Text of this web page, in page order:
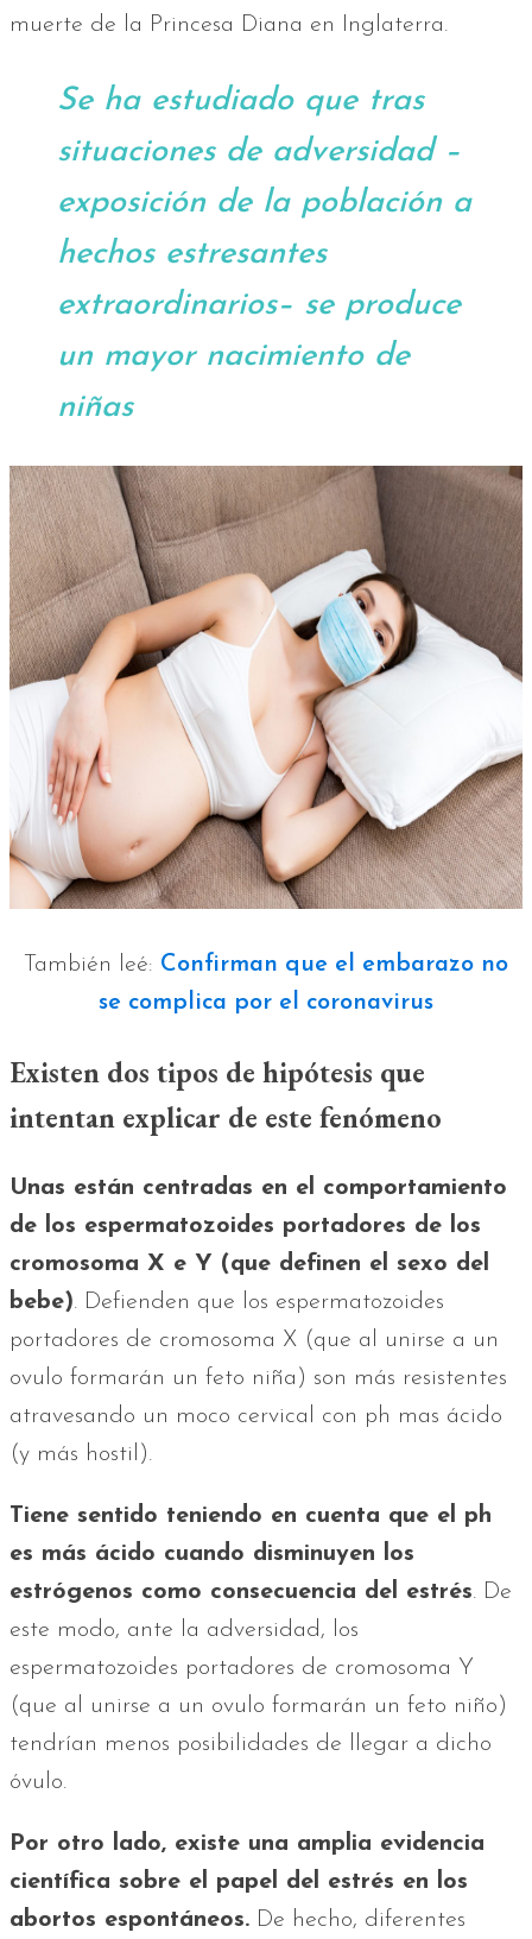
muerte de la Princesa Diana en Inglaterra.
Se ha estudiado que tras
situaciones de adversidad –
exposición de la población a
hechos estresantes
extraordinarios– se produce
un mayor nacimiento de
niñas
También leé: Confirman que el embarazo no
se complica por el coronavirus
Existen dos tipos de hipótesis que
intentan explicar de este fenómeno
Unas están centradas en el comportamiento
de los espermatozoides portadores de los
cromosoma X e Y (que definen el sexo del
bebe). Defienden que los espermatozoides
portadores de cromosoma X (que al unirse a un
ovulo formarán un feto niña) son más resistentes
atravesando un moco cervical con ph mas ácido
(y más hostil).
Tiene sentido teniendo en cuenta que el ph
es más ácido cuando disminuyen los
estrógenos como consecuencia del estrés. De
este modo, ante la adversidad, los
espermatozoides portadores de cromosoma Y
(que al unirse a un ovulo formarán un feto niño)
tendrían menos posibilidades de llegar a dicho
óvulo.
Por otro lado, existe una amplia evidencia
científica sobre el papel del estrés en los
abortos espontáneos. De hecho, diferentes